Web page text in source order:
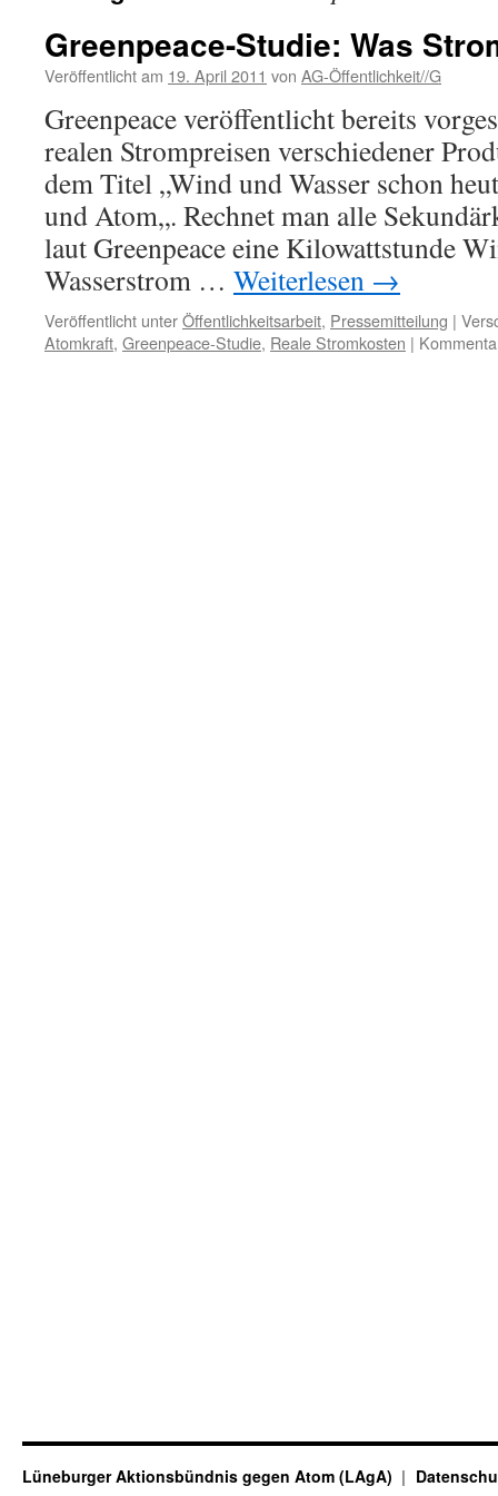
Greenpeace-Studie: Was
Veröffentlicht am 19. April 2011 von AG-Öffentlichkeit//G
Greenpeace veröffentlicht bereits
realen Strompreisen verschiedener
dem Titel „Wind und Wasser schon
und Atom„. Rechnet man alle
laut Greenpeace eine Kilowattstunde
Wasserstrom … Weiterlesen →
Veröffentlicht unterÖffentlichkeitsarbeit, Pressemitteilung |
Atomkraft, Greenpeace-Studie, Reale Stromkosten |
Lüneburger Aktionsbündnis gegen Atom (LAgA)